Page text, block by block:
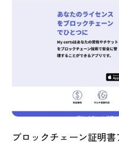
ブロックチェーン証明